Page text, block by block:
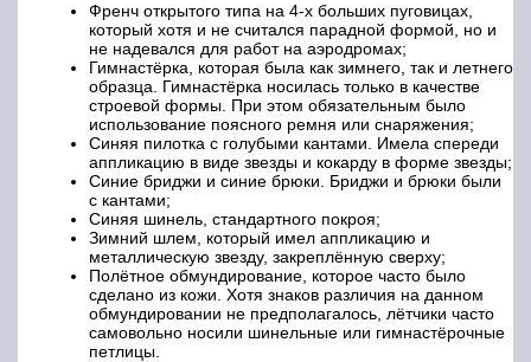
Френч открытого типа на 4-х больших пуговицах,
который хотя и не считался парадной формой, но и
не надевался для работ на аэродромах;
Гимнастёрка, которая была как зимнего, так и летнего
образца. Гимнастёрка носилась только в качестве
строевой формы. При этом обязательным было
использование поясного ремня или снаряжения;
Синяя пилотка с голубыми кантами. Имела спереди
аппликацию в виде звезды и кокарду в форме звезды;
Синие бриджи и синие брюки. Бриджи и брюки были
с кантами;
Синяя шинель, стандартного покроя;
Зимний шлем, который имел аппликацию и
металлическую звезду, закреплённую сверху;
Полётное обмундирование, которое часто было
сделано из кожи. Хотя знаков различия на данном
обмундировании не предполагалось, лётчики часто
самовольно носили шинельные или гимнастёрочные
петлицы.